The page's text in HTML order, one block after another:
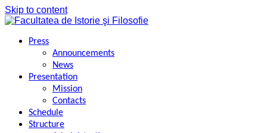
Skip to content
Press
Announcements
News
Presentation
Mission
Contacts
Schedule
Structure